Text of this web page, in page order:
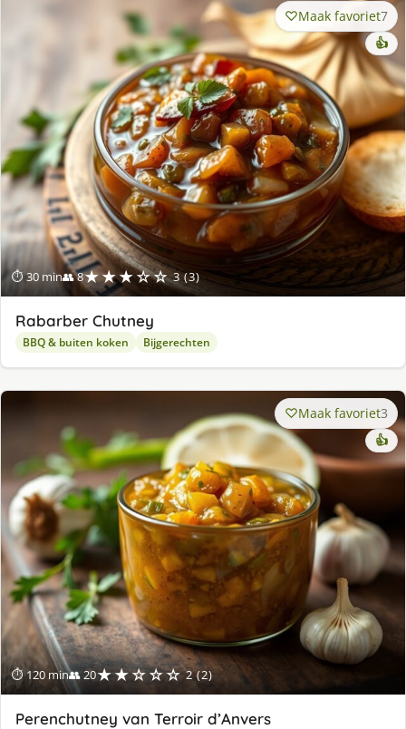
⏱ 30 min👥 8★★★☆☆ 3 (3)
Maak favoriet7
👍
Rabarber Chutney
BBQ & buiten koken Bijgerechten
⏱ 120 min👥 20★★☆☆☆ 2 (2)
Maak favoriet3
👍
Perenchutney van Terroir d’Anvers